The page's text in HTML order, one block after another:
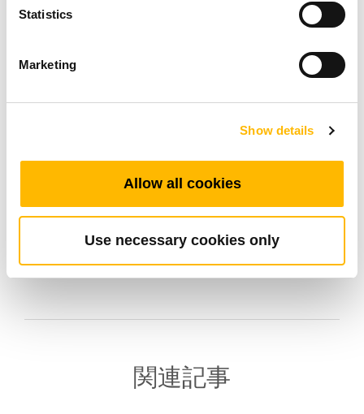
Statistics
Marketing
Show details
Allow all cookies
Use necessary cookies only
ーターのグローバルプロバイダーです。
TiMOTIONは、世界中の医療市場、家具市場、
エルゴノミクス市場、産業市場のニーズを満た
す、信頼性と品質性、競争性に優れた同社の製
品により、高い評価を得ています。当社の専任
技術スタッフは、リニアアクチュエーターと統
合制御システムの設計・製造における20年以上
の経験を有しています。当社では、世界中のお
客様に、幅広い革新的な製品と卓越したカスタ
マーサービスを提供することをコミットメント
としています。
関連記事